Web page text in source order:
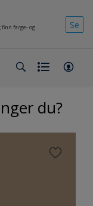
farge- og
Se
du?